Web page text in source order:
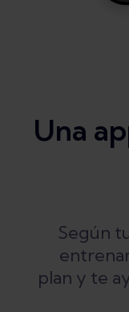
Una
Según
plan y te